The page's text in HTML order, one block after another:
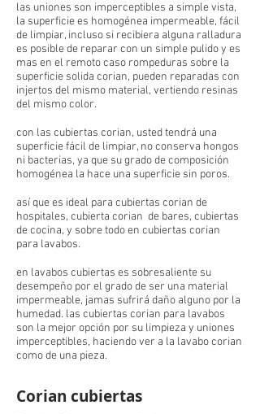
las uniones son imperceptibles a simple vista,
la superficie es homogénea impermeable, fácil
de limpiar, incluso si recibiera alguna ralladura
es posible de reparar con un simple pulido y es
mas en el remoto caso rompeduras sobre la
superficie solida corian, pueden reparadas con
injertos del mismo material, vertiendo resinas
del mismo color.
con las cubiertas corian, usted tendrá una
superficie fácil de limpiar, no conserva hongos
ni bacterias, ya que su grado de composición
homogénea la hace una superficie sin poros.
así que es ideal para cubiertas corian de
hospitales, cubierta corian de bares, cubiertas
de cocina, y sobre todo en cubiertas corian
para lavabos.
en lavabos cubiertas es sobresaliente su
desempeño por el grado de ser una material
impermeable, jamas sufrirá daño alguno por la
humedad. las cubiertas corian para lavabos
son la mejor opción por su limpieza y uniones
imperceptibles, haciendo ver a la lavabo corian
como de una pieza.
Corian cubiertas